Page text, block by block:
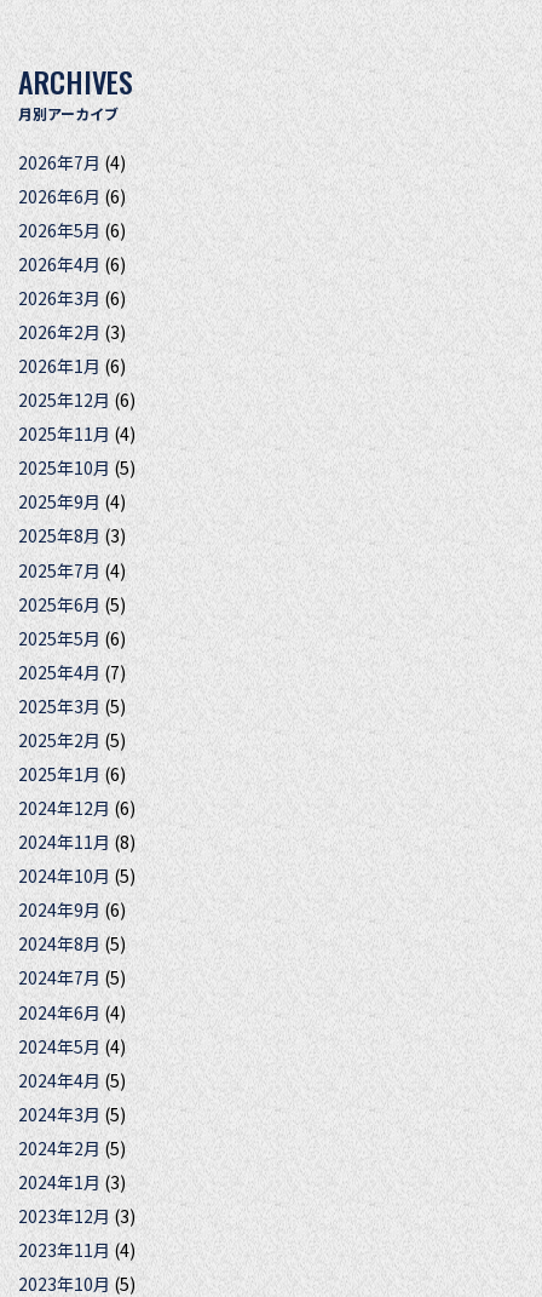
ARCHIVES
月別アーカイブ
2026年7月(4)
2026年6月(6)
2026年5月 (6)
2026年4月 (6)
2026年3月(6)
2026年2月(3)
2026年1月(6)
2025年12月(6)
2025年11月 (4)
2025年10月 (5)
2025年9月 (4)
2025年8月(3)
2025年7月(4)
2025年6月 (5)
2025年5月(6)
2025年4月 (7)
2025年3月(5)
2025年2月 (5)
2025年1月(6)
2024年12月 (6)
2024年11月 (8)
2024年10月 (5)
2024年9月(6)
2024年8月(5)
2024年7月 (5)
2024年6月(4)
2024年5月(4)
2024年4月 (5)
2024年3月 (5)
2024年2月(5)
2024年1月(3)
2023年12月 (3)
2023年11月(4)
2023年10月 (5)